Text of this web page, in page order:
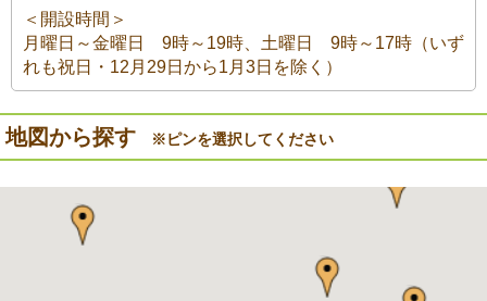
＜開設時間＞
月曜日～金曜日 9時～19時、土曜日 9時～17時（いず
れも祝日・12月29日から1月3日を除く）
地図から探す ※ピンを選択してください